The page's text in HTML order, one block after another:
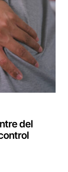
del